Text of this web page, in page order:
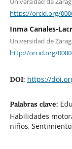
https://orcid.org/
Inma Canales-
Universidad de
http://orcid.org/
DOI: https://
Palabras clave:
Habilidades
niños,